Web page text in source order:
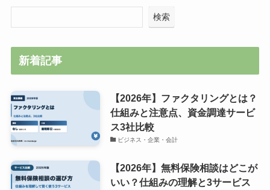
検索
新着記事
【2026年】ファクタリングとは？
仕組みと注意点、資金調達サービ
ス3社比較
ビジネス・企業・会計
【2026年】無料保険相談はどこが
いい？仕組みの理解と3サービス